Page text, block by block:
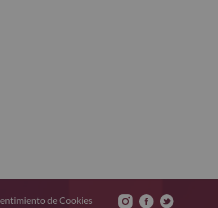
de Cookies